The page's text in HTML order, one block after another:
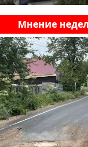
Мнение